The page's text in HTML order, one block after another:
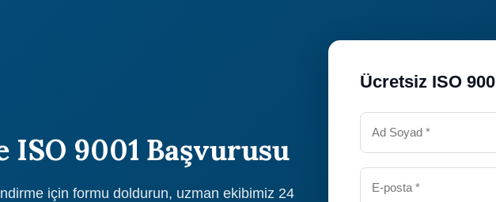
ISO 9001 Başvurusu
için formu doldurun, uzman ekibimiz 24
Ücretsiz ISO